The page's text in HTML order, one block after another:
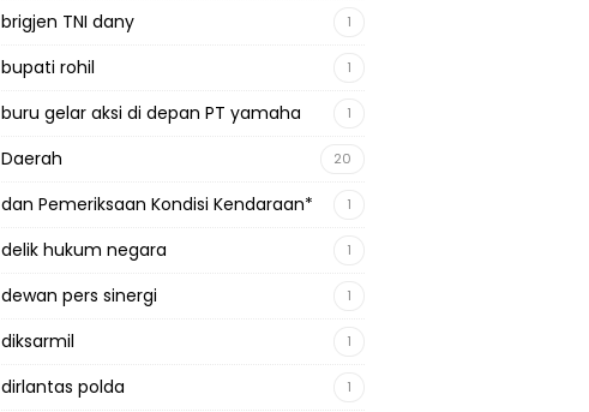
brigjen TNI dany 1
bupati rohil 1
buru gelar aksi di depan PT yamaha 1
Daerah 20
dan Pemeriksaan Kondisi Kendaraan* 1
delik hukum negara 1
dewan pers sinergi 1
diksarmil 1
dirlantas polda 1